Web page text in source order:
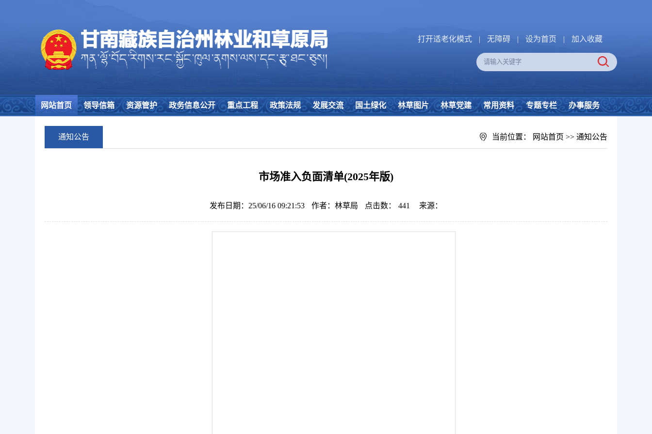
打开适老化模式 | 无障碍 | 设为首页 | 加入收藏
网站首页 领导信箱 资源管护 政务信息公开 重点工程 政策法规 发展交流 国土绿化 林草图片 林草党建 常用资料 专题专栏 办事服务
通知公告 当前位置： 网站首页 >> 通知公告
市场准入负面清单(2025年版)
发布日期：25/06/16 09:21:53 作者：林草局 点击数： 441 来源：